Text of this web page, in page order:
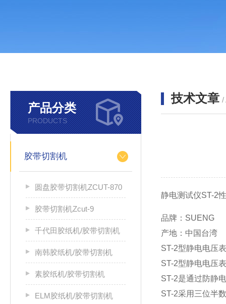
产品分类
PRODUCTS
胶带切割机
圆盘胶带切割机ZCUT-870
胶带切割机Zcut-9
千代田胶纸机/胶带切割机
南韩胶纸机/胶带切割机
素胶纸机/胶带切割机
ELM胶纸机/胶带切割机
技术文章 /
静电测试仪ST-2
品牌：SUENG
产地：中国台湾
ST-2型静电电压
ST-2型静电电压
ST-2是通过防静
ST-2采用三位半